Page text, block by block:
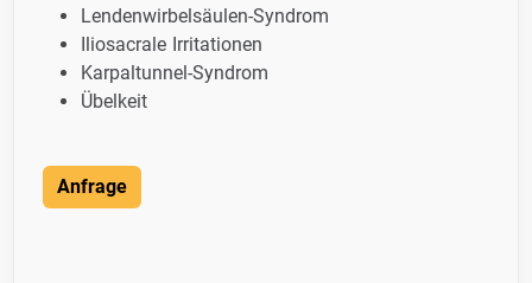
Lendenwirbelsäulen-Syndrom
Iliosacrale Irritationen
Karpaltunnel-Syndrom
Übelkeit
Anfrage